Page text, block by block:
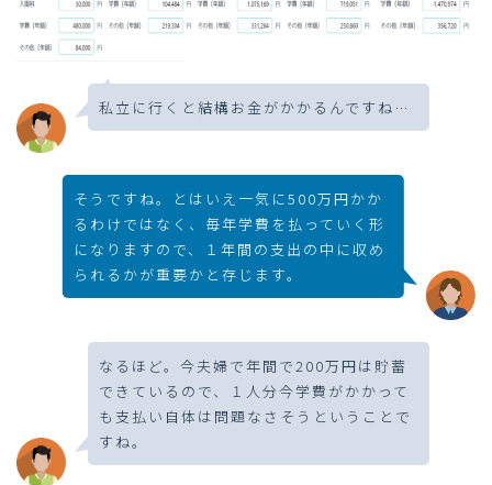
私立に行くと結構お金がかかるんですね…
そうですね。とはいえ一気に500万円かか
るわけではなく、毎年学費を払っていく形
になりますので、１年間の支出の中に収め
られるかが重要かと存じます。
なるほど。今夫婦で年間で200万円は貯蓄
できているので、１人分今学費がかかって
も支払い自体は問題なさそうということで
すね。